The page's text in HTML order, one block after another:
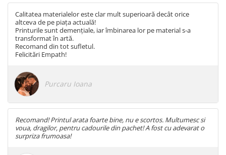
Calitatea materialelor este clar mult superioară decât orice
altceva de pe piața actuală!
Printurile sunt demențiale, iar îmbinarea lor pe material s-a
transformat în artă.
Recomand din tot sufletul.
Felicitări Empath!
Purcaru Ioana
Recomand! Printul arata foarte bine, nu e scortos. Multumesc si
voua, dragilor, pentru cadourile din pachet! A fost cu adevarat o
surpriza frumoasa!